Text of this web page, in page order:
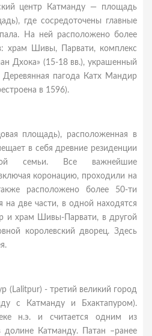
центр Катманду — площадь
где сосредоточены главные
На ней расположено более
храм Шивы, Парвати, комплекс
Дхока» (15-18 вв.), украшенный
Деревянная пагода Катх Мандир
в 1596).
площадь), расположенная в
в себя древние резиденции
семьи. Все важнейшие
коронацию, проходили на
расположено более 50-ти
две части, в одной находятся
и храм Шивы-Парвати, в другой
королевский дворец. Здесь
(Lalitpur) - третий великий город
с Катманду и Бхактапуром).
н.э. и считаeтся oдним из
дoлинe Катманду. Патан –ранee